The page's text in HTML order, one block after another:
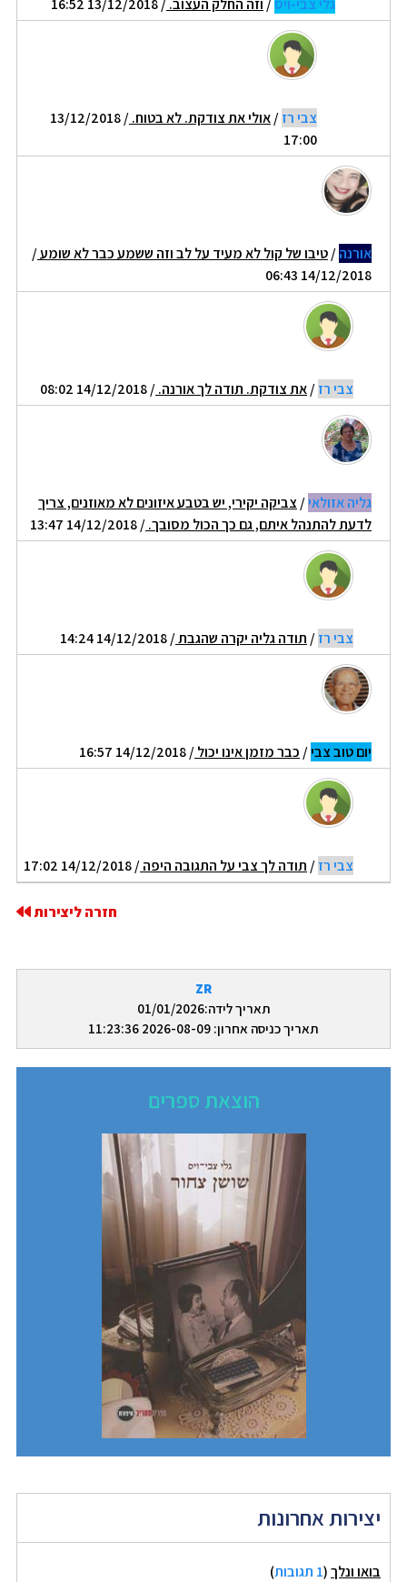
ZR
תאריך לידה:01/01/2026
תאריך כניסה אחרון: 2026-08-09 11:23:36
הוצאת ספרים
יצירות אחרונות
בואו ונלך(1 תגובות
)
צבי רז/אולי את צודקת. לא בטוח.
/ 13/12/2018
17:00
אורנה/טיבו של קול לא מעיד על לב וזה ששמע כבר לא שומע/
14/12/2018 06:43
צבי רז/את צודקת. תודה לך אורנה./ 14/12/2018 08:02
גליה אזולאי/ צביקה יקירי, יש בטבע איזונים לא מאוזנים, צריך
לדעת להתנהל איתם, גם כך הכול מסובך./ 14/12/2018 13:47
צבי רז/ תודה גליה יקרה שהגבת/ 14/12/2018 14:24
יום טוב צבי/ כבר מזמן אינו יכול/ 14/12/2018 16:57
צבי רז/ תודה לך צבי על התגובה היפה/ 14/12/2018 17:02
חזרה ליצירות